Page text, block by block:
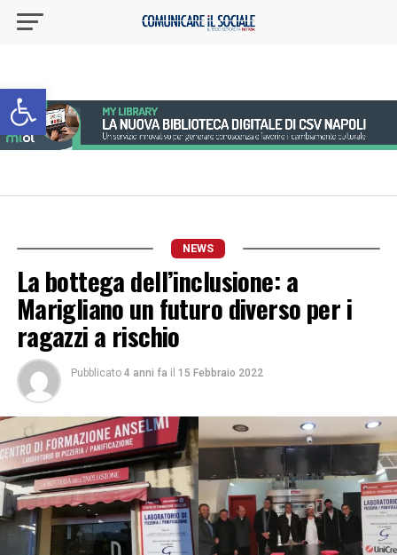
Apri la barra degli strumenti
NEWS
La bottega dell’inclusione: a
Marigliano un futuro diverso per i
ragazzi a rischio
Pubblicato 4 anni fa il 15 Febbraio 2022